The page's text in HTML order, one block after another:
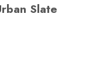
Slate